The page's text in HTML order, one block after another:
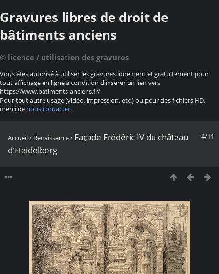
Gravures libres de droit de
bâtiments anciens
© licence / utilisation des gravures
Vous êtes autorisé à utiliser les gravures librement et gratuitement pour
tout affichage en ligne à condition d'insérer un lien vers
https://www.batiments-anciens.fr/
Pour tout autre usage (vidéo, impression, etc.) ou pour des fichiers HD,
merci de nous contacter.
4/11
Accueil/ Renaissance/ Façade Frédéric IV du château
d'Heidelberg